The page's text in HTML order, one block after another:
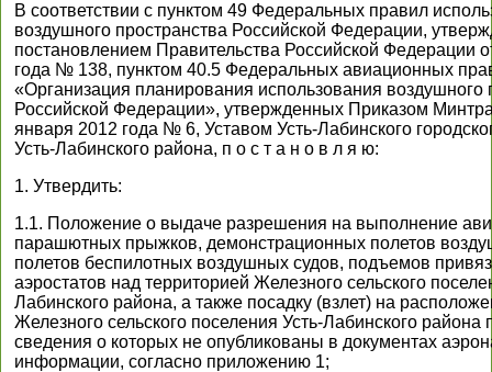
В соответствии с пунктом 49 Федеральных правил
воздушного пространства Российской Федерации,
постановлением Правительства Российской Федерации
года № 138, пунктом 40.5 Федеральных авиационных
«Организация планирования использования воздушного
Российской Федерации», утвержденных Приказом
января 2012 года № 6, Уставом Усть-Лабинского
Усть-Лабинского района, п о с т а н о в л я ю:
1. Утвердить:
1.1. Положение о выдаче разрешения на выполнение
парашютных прыжков, демонстрационных полетов
полетов беспилотных воздушных судов, подъемов
аэростатов над территорией Железного сельского
Лабинского района, а также посадку (взлет) на
Железного сельского поселения Усть-Лабинского района
сведения о которых не опубликованы в документах
информации, согласно приложению 1;